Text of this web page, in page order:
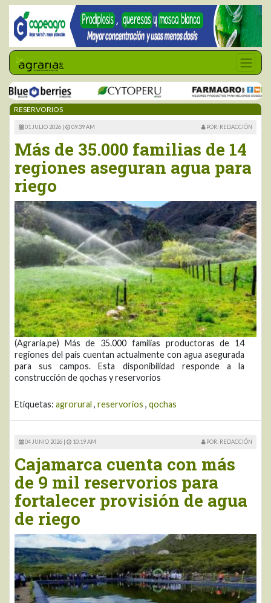
RESERVORIOS
01 JULIO 2026 | 09:39 AM POR: REDACCIÓN
Más de 35.000 familias de 14
regiones aseguran agua para
riego
(Agraria.pe) Más de 35.000 familias productoras de 14
regiones del país cuentan actualmente con agua asegurada
para sus campos. Esta disponibilidad responde a la
construcción de qochas y reservorios
Etiquetas: agrorural , reservorios , qochas
04 JUNIO 2026 | 10:19 AM POR: REDACCIÓN
Cajamarca cuenta con más
de 9 mil reservorios para
fortalecer provisión de agua
de riego